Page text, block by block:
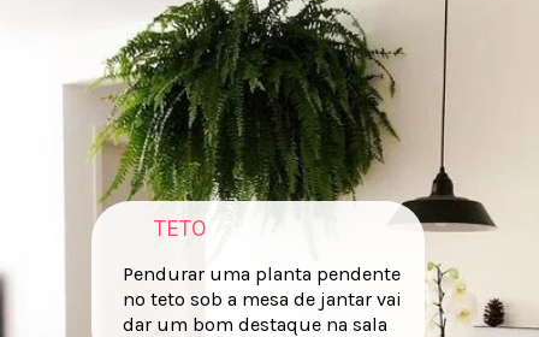
TETO
Pendurar uma planta pendente
no teto sob a mesa de jantar vai
dar um bom destaque na sala